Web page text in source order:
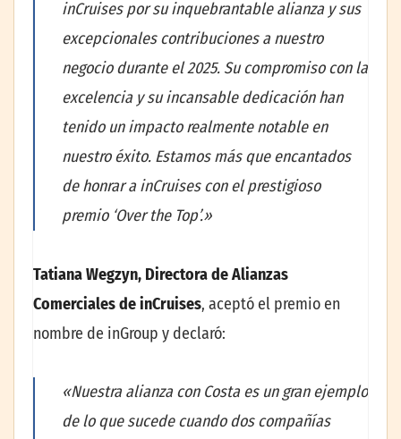
inCruises por su inquebrantable alianza y sus
excepcionales contribuciones a nuestro
negocio durante el 2025. Su compromiso con la
excelencia y su incansable dedicación han
tenido un impacto realmente notable en
nuestro éxito. Estamos más que encantados
de honrar a inCruises con el prestigioso
premio ‘Over the Top’.»
Tatiana Wegzyn, Directora de Alianzas
Comerciales de inCruises, aceptó el premio en
nombre de inGroup y declaró:
«Nuestra alianza con Costa es un gran ejemplo
de lo que sucede cuando dos compañías